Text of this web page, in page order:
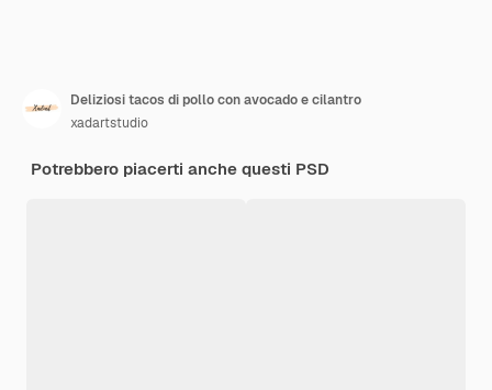
Deliziosi tacos di pollo con avocado e cilantro
xadartstudio
Potrebbero piacerti anche questi PSD